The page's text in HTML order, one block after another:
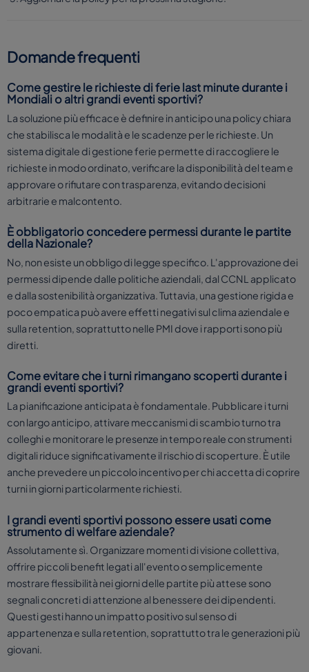
Domande frequenti
Come gestire le richieste di ferie last minute durante i
Mondiali o altri grandi eventi sportivi?
La soluzione più efficace è definire in anticipo una policy chiara
che stabilisca le modalità e le scadenze per le richieste. Un
sistema digitale di gestione ferie permette di raccogliere le
richieste in modo ordinato, verificare la disponibilità del team e
approvare o rifiutare con trasparenza, evitando decisioni
arbitrarie e malcontento.
È obbligatorio concedere permessi durante le partite
della Nazionale?
No, non esiste un obbligo di legge specifico. L'approvazione dei
permessi dipende dalle politiche aziendali, dal CCNL applicato
e dalla sostenibilità organizzativa. Tuttavia, una gestione rigida e
poco empatica può avere effetti negativi sul clima aziendale e
sulla retention, soprattutto nelle PMI dove i rapporti sono più
diretti.
Come evitare che i turni rimangano scoperti durante i
grandi eventi sportivi?
La pianificazione anticipata è fondamentale. Pubblicare i turni
con largo anticipo, attivare meccanismi di scambio turno tra
colleghi e monitorare le presenze in tempo reale con strumenti
digitali riduce significativamente il rischio di scoperture. È utile
anche prevedere un piccolo incentivo per chi accetta di coprire
turni in giorni particolarmente richiesti.
I grandi eventi sportivi possono essere usati come
strumento di welfare aziendale?
Assolutamente sì. Organizzare momenti di visione collettiva,
offrire piccoli benefit legati all'evento o semplicemente
mostrare flessibilità nei giorni delle partite più attese sono
segnali concreti di attenzione al benessere dei dipendenti.
Questi gesti hanno un impatto positivo sul senso di
appartenenza e sulla retention, soprattutto tra le generazioni più
giovani.